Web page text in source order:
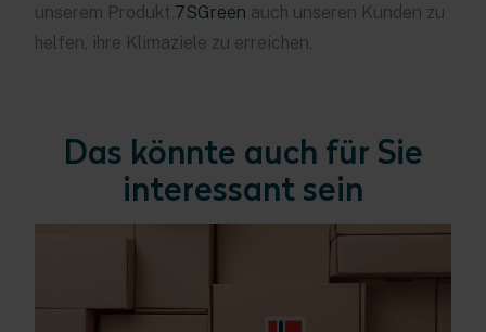
unserem Produkt 7SGreen auch unseren Kunden zu
helfen, ihre Klimaziele zu erreichen.
Das könnte auch für Sie
interessant sein